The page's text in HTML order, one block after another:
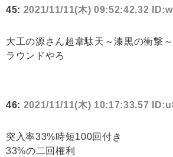
45: 2021/11/11(木) 09:52:42.32
大工の源さん超韋駄天～漆黒の衝撃
ラウンドやろ
46: 2021/11/11(木) 10:17:33.57
突入率33%時短100回付き
33%の二回権利